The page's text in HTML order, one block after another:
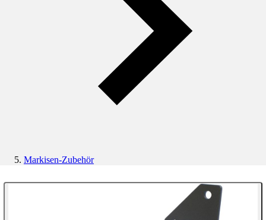
Markisen-Zubehör